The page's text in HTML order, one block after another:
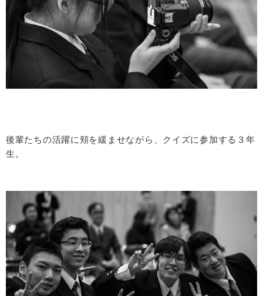
後輩たちの活躍に頬を緩ませながら、クイズに参加する３年
生。